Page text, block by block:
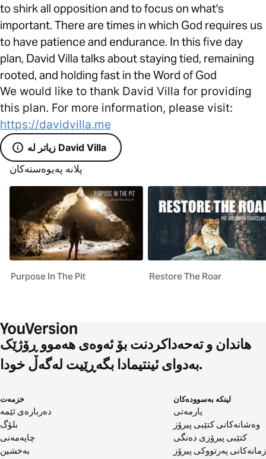
to shirk all opposition and to focus on what's
important. There are times in which God requires us
to have patience and endurance. In this five day
plan, David Villa talks about staying tied, remaining
rooted, and holding fast in the Word of God
We would like to thank David Villa for providing
this plan. For more information, please visit:
https://davidvilla.me
زیاتر لە David Villa
پلانە پەیوەستەکان
Purpose In The Pit Restore The Roar
هاندان و تەحەداکردنت بۆ ئەوەی هەموو ڕۆژێک
بەدوای ئینتیمادا بگەڕێیت لەگەڵ خودا.
خزمەت
دەربارەی ئێمە
بلۆگ
چاپەمەنی
بەخشین
لینکە بەسوودەکان
یارمەتی
وەشانەکانی کتێبی پیرۆز
کتێبی پیرۆزی دەنگی
زمانەکانی پەرتووکی پیرۆز